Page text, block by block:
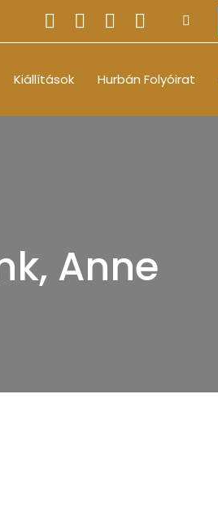
Kiállítások Hurbán Folyóirat
Anne